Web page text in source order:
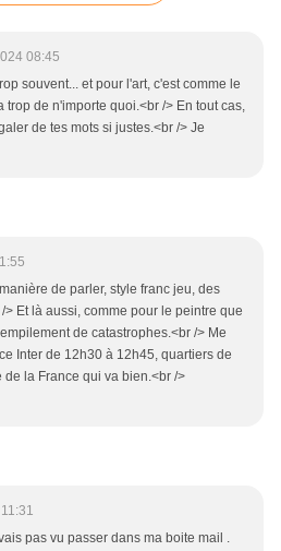
08:45
souvent... et pour l'art, c'est comme le
trop de n'importe quoi.<br /> En tout cas,
de tes mots si justes.<br /> Je
de parler, style franc jeu, des
> Et là aussi, comme pour le peintre que
de catastrophes.<br /> Me
Inter de 12h30 à 12h45, quartiers de
la France qui va bien.<br />
pas vu passer dans ma boite mail .